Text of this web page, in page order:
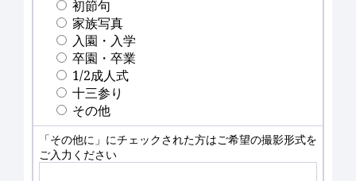
初節句
家族写真
入園・入学
卒園・卒業
1/2成人式
十三参り
その他
「その他に」にチェックされた方はご希望の撮影形式を
ご入力ください